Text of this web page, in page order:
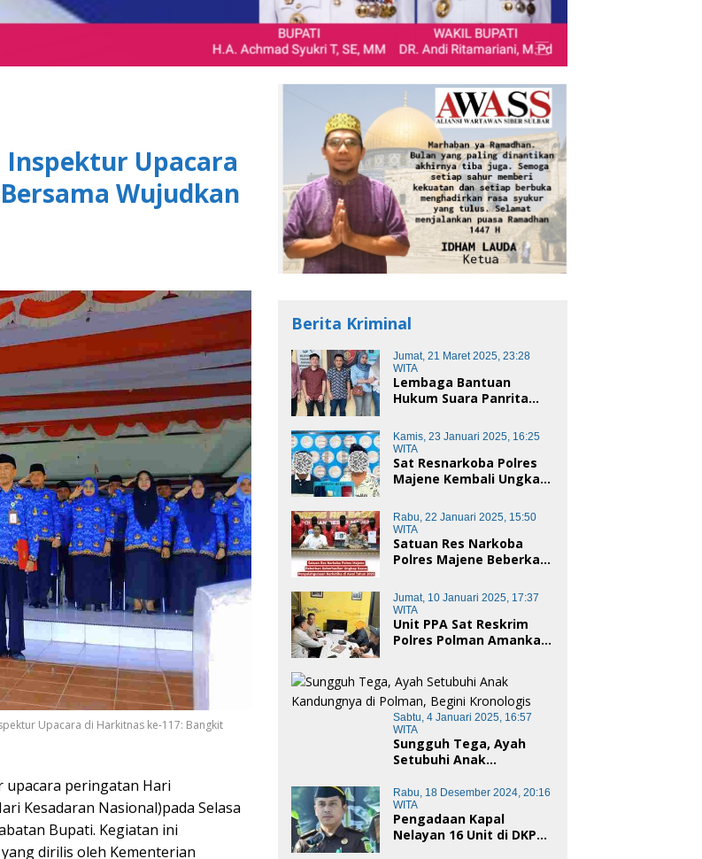
Upacara
Wujudkan
Upacara di Harkitnas ke-117: Bangkit
upacara peringatan Hari
Kesadaran Nasional)pada Selasa
Bupati. Kegiatan ini
dirilis oleh Kementerian
Berita Kriminal
Jumat, 21 Maret 2025, 23:28
WITA
Lembaga Bantuan
Hukum Suara Panrita
Dampingi Korban
Dugaan Pencemaran
Nama Baik dan
penggelapan di Polres
Kamis, 23 Januari 2025, 16:25
WITA
Sat Resnarkoba Polres
Majene Kembali Ungkap
Narkoba Jenis Sabu, Dua
Pelaku Diamankan
Rabu, 22 Januari 2025, 15:50
WITA
Satuan Res Narkoba
Polres Majene Beberkan
Kasus Penyalahgunaan
Narkotika di Awal Tahun
2025
Jumat, 10 Januari 2025, 17:37
WITA
Unit PPA Sat Reskrim
Polres Polman Amankan
Bawah Umur
Sabtu, 4 Januari 2025, 16:57
WITA
Sungguh Tega, Ayah
Setubuhi Anak
Begini Kronologis
Rabu, 18 Desember 2024, 20:16
WITA
Pengadaan Kapal
Nelayan 16 Unit di DKP